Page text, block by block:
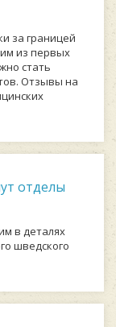
за границей
из первых
стать
Отзывы на
отделы
в деталях
шведского